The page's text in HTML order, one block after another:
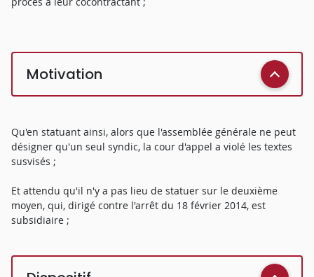
Motivation
Qu'en statuant ainsi, alors que l'assemblée générale ne peut
désigner qu'un seul syndic, la cour d'appel a violé les textes
susvisés ;
Et attendu qu'il n'y a pas lieu de statuer sur le deuxième
moyen, qui, dirigé contre l'arrêt du 18 février 2014, est
subsidiaire ;